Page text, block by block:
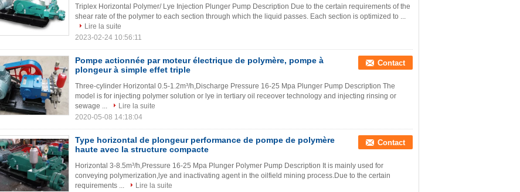
Triplex Horizontal Polymer/ Lye Injection Plunger Pump​ Description Due to the certain requirements of the
shear rate of the polymer to each section through which the liquid passes. Each section is optimized to ...
Lire la suite
2023-02-24 10:56:11
Pompe actionnée par moteur électrique de polymère, pompe à
plongeur à simple effet triple
Contact
Three-cylinder Horizontal 0.5-1.2m³/h,Discharge Pressure 16-25 Mpa Plunger Pump Description The
model is for injecting polymer solution or lye in tertiary oil receover technology and injecting rinsing or
sewage ...
Lire la suite
2020-05-08 14:18:04
Type horizontal de plongeur performance de pompe de polymère
haute avec la structure compacte
Contact
Horizontal 3-8.5m³/h,Pressure 16-25 Mpa Plunger Polymer Pump Description It is mainly used for
conveying polymerization,lye and inactivating agent in the oilfield mining process.Due to the certain
requirements ...
Lire la suite